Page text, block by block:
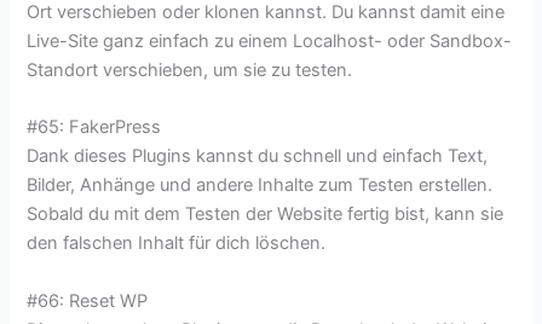
Ort verschieben oder klonen kannst. Du kannst damit eine
Live-Site ganz einfach zu einem Localhost- oder Sandbox-
Standort verschieben, um sie zu testen.
#65: FakerPress
Dank dieses Plugins kannst du schnell und einfach Text,
Bilder, Anhänge und andere Inhalte zum Testen erstellen.
Sobald du mit dem Testen der Website fertig bist, kann sie
den falschen Inhalt für dich löschen.
#66: Reset WP